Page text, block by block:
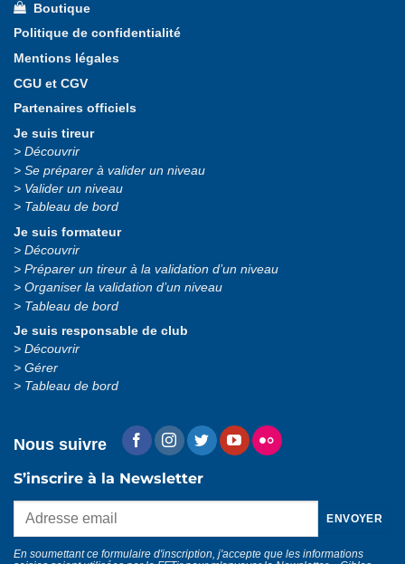
Boutique
Politique de confidentialité
Mentions légales
CGU et CGV
Partenaires officiels
Je suis tireur
Découvrir
Se préparer à valider un niveau
Valider un niveau
Tableau de bord
Je suis formateur
Découvrir
Préparer un tireur à la validation d’un niveau
Organiser la validation d’un niveau
Tableau de bord
Je suis responsable de club
Découvrir
Gérer
Tableau de bord
Nous suivre
S’inscrire à la Newsletter
En soumettant ce formulaire d'inscription, j'accepte que les informations